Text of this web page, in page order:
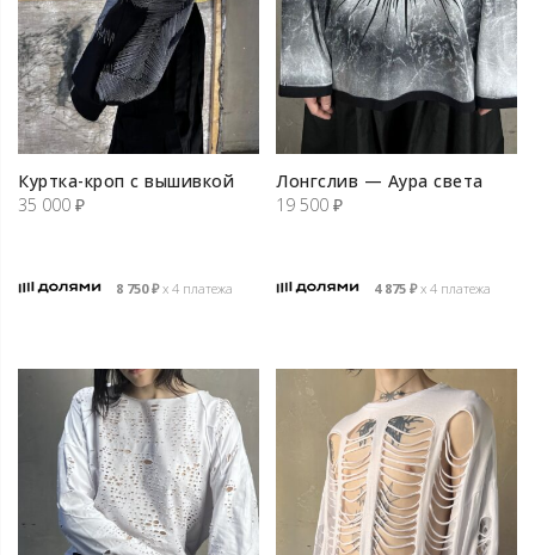
Куртка-кроп с вышивкой
35 000 ₽
8 750₽х 4 платежа
Лонгслив — Аура света
19 500 ₽
4 875 ₽х 4 платежа